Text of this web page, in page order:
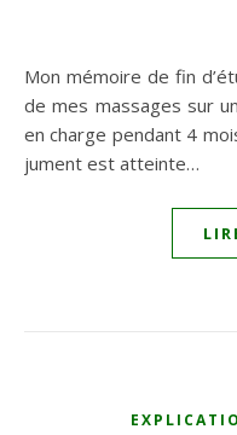
Mon mémoire de fin d’étude a consisté à analyser l’impact
de mes massages sur
en charge pendant 4
jument est atteinte…